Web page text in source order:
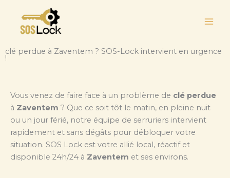
contenu
clé perdue à Zaventem ? SOS-Lock intervient en urgence
!
Vous venez de faire face à un problème de clé perdue
à Zaventem ? Que ce soit tôt le matin, en pleine nuit
ou un jour férié, notre équipe de serruriers intervient
rapidement et sans dégâts pour débloquer votre
situation. SOS Lock est votre allié local, réactif et
disponible 24h/24 à Zaventem et ses environs.